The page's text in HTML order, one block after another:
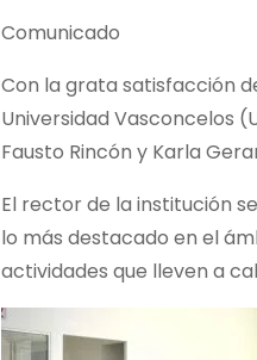
Comunicado
Con la grata satisfacción
Universidad Vasconcelos
Fausto Rincón y Karla
El rector de la institución
lo más destacado en el
actividades que lleven a